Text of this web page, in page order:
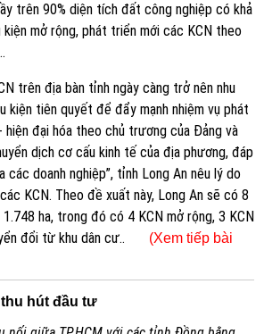
trên 90% diện tích đất công nghiệp có khả
mở rộng, phát triển mới các KCN theo
trên địa bàn tỉnh ngày càng trở nên nhu
kiện tiên quyết để đẩy mạnh nhiệm vụ phát
hiện đại hóa theo chủ trương của Đảng và
dịch cơ cấu kinh tế của địa phương, đáp
các doanh nghiệp”, tỉnh Long An nêu lý do
KCN. Theo đề xuất này, Long An sẽ có 8
ha, trong đó có 4 KCN mở rộng, 3 KCN
đổi từ khu dân cư..
(Xem tiếp bài
hút đầu tư